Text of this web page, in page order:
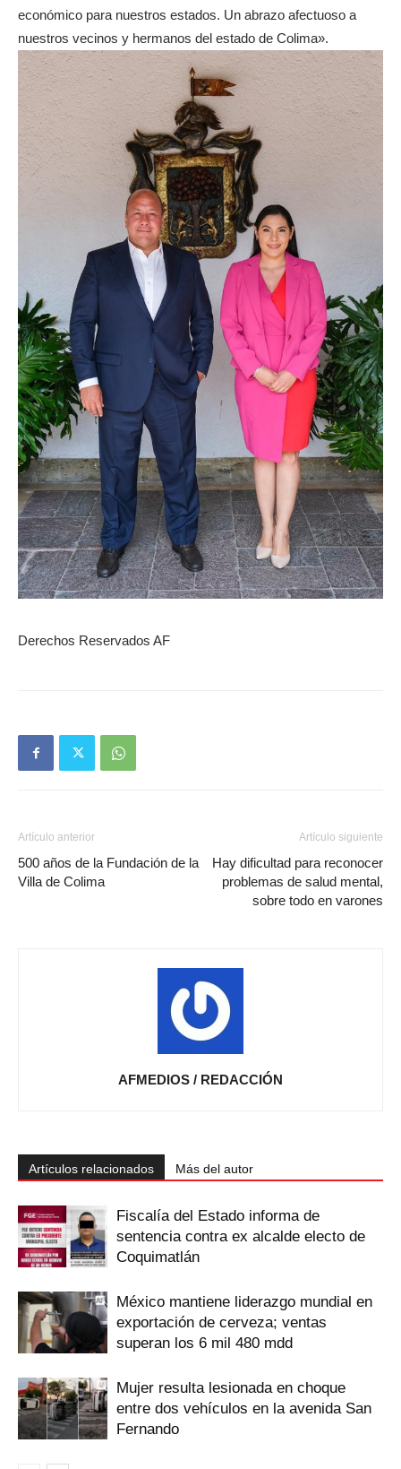
económico para nuestros estados. Un abrazo afectuoso a
nuestros vecinos y hermanos del estado de Colima».
Derechos Reservados AF
Artículo anterior
500 años de la Fundación de la
Villa de Colima
Artículo siguiente
Hay dificultad para reconocer
problemas de salud mental,
sobre todo en varones
AFMEDIOS / REDACCIÓN
Artículos relacionados Más del autor
Fiscalía del Estado informa de
sentencia contra ex alcalde electo de
Coquimatlán
México mantiene liderazgo mundial en
exportación de cerveza; ventas
superan los 6 mil 480 mdd
Mujer resulta lesionada en choque
entre dos vehículos en la avenida San
Fernando